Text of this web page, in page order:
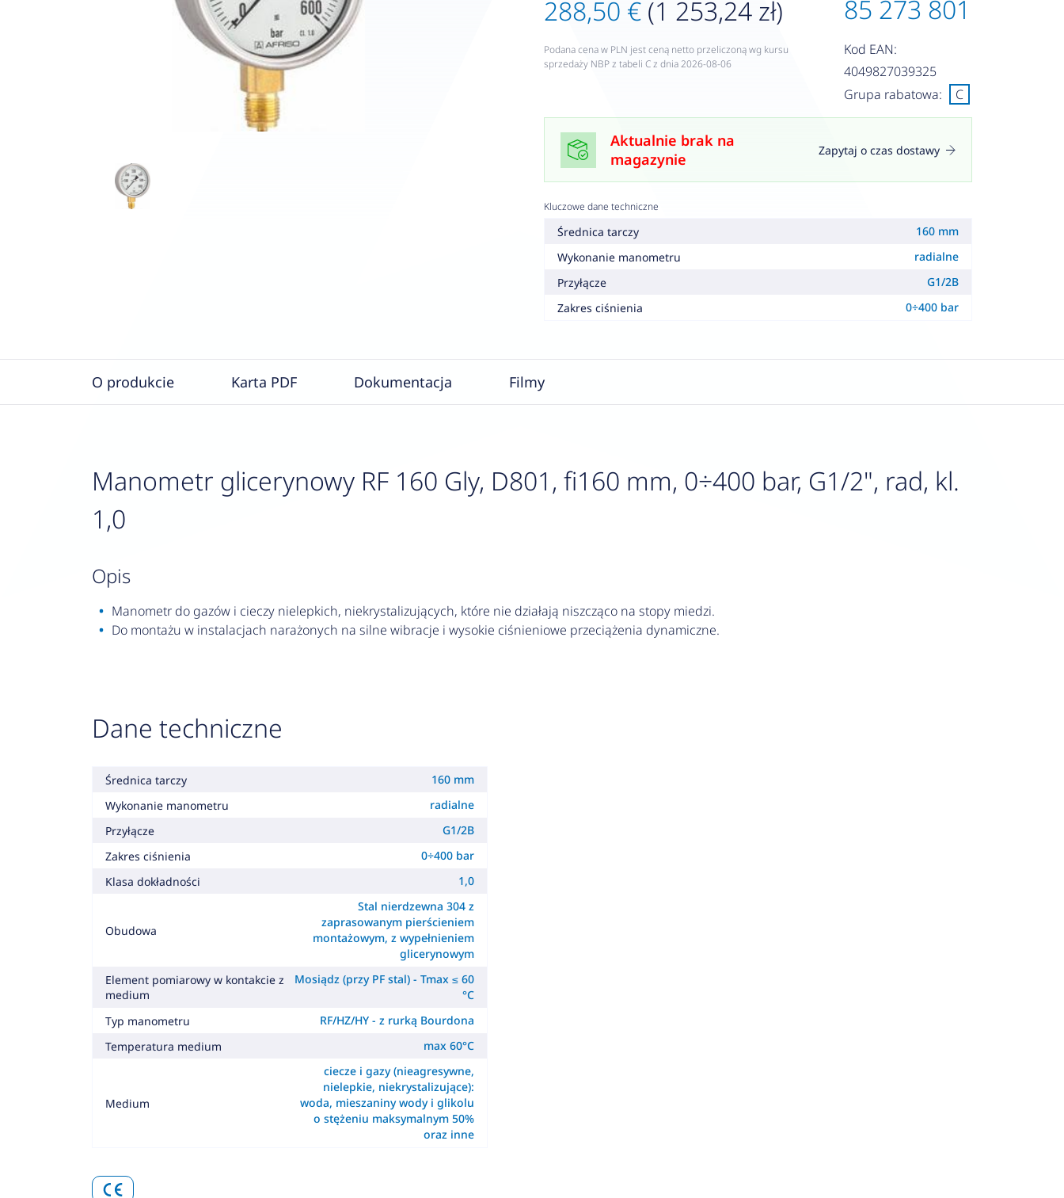
288,50 € (1 253,24 zł)
Podana cena w PLN jest ceną netto przeliczoną wg kursu
sprzedaży NBP z tabeli C z dnia 2026-08-06
85 273 801
Kod EAN:
4049827039325
Grupa rabatowa:
C
Aktualnie brak na
magazynie
Zapytaj o czas dostawy
Kluczowe dane techniczne
Średnica tarczy
160 mm
Wykonanie manometru
radialne
Przyłącze
G1/2B
Zakres ciśnienia
0÷400 bar
O produkcie Karta PDF Dokumentacja Filmy
Manometr glicerynowy RF 160 Gly, D801, fi160 mm, 0÷400 bar, G1/2", rad, kl.
1,0
opis
Manometr do gazów i cieczy nielepkich, niekrystalizujących, które nie działają niszcząco na stopy miedzi.
Do montażu w instalacjach narażonych na silne wibracje i wysokie ciśnieniowe przeciążenia dynamiczne.
Dane techniczne
Średnica tarczy
160 mm
Wykonanie manometru
radialne
Przyłącze
G1/2B
Zakres ciśnienia
0÷400 bar
Klasa dokładności
1,0
Obudowa
Stal nierdzewna 304 z
zaprasowanym pierścieniem
montażowym, z wypełnieniem
glicerynowym
Element pomiarowy w kontakcie z
medium
Mosiądz (przy PF stal) - Tmax ≤ 60
°C
Typ manometru
RF/HZ/HY - z rurką Bourdona
Temperatura medium
max 60°C
Medium
ciecze i gazy (nieagresywne,
nielepkie, niekrystalizujące):
woda, mieszaniny wody i glikolu
o stężeniu maksymalnym 50%
oraz inne